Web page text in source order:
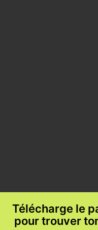
Télécharge le
pour trouver